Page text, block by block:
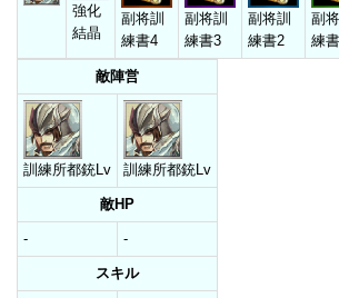
強化
結晶
副将訓
練書4
副将訓
練書3
副将訓
練書2
副
練
敵陣営
訓練所都銃Lv 訓練所都銃Lv
敵HP
- -
スキル